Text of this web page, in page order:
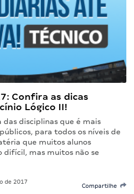
Confira as dicas
Lógico II!
das disciplinas que é mais
para todos os níveis de
que muitos alunos
mas muitos não se
de 2017
Compartilhe